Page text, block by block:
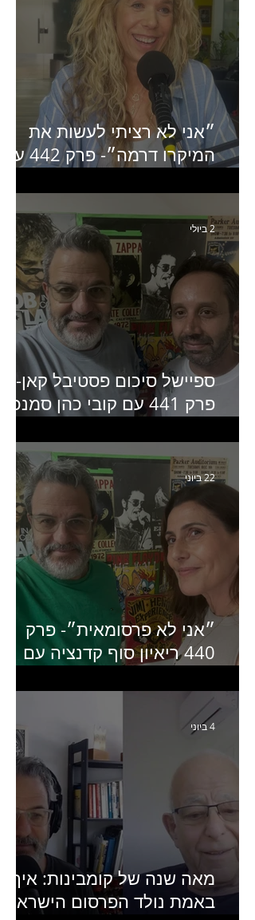
״אני לא רציתי לעשות את
המיקרו דרמה״- פרק 442 עם
של יד2
ספיישל סיכום פסטיבל קאן-
פרק 441 עם קובי כהן
2 ביולי
״אני לא פרסומאית״- פרק
440 ריאיון סוף קדנציה עם
מנכ״לית באומן בר ריבנאי
22 ביוני
מאה שנה של קומבינות: איך
באמת נולד הפרסום
4 ביוני